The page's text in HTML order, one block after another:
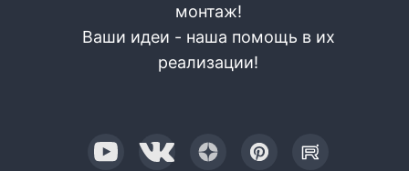
монтаж!
Ваши идеи - наша помощь в их
реализации!